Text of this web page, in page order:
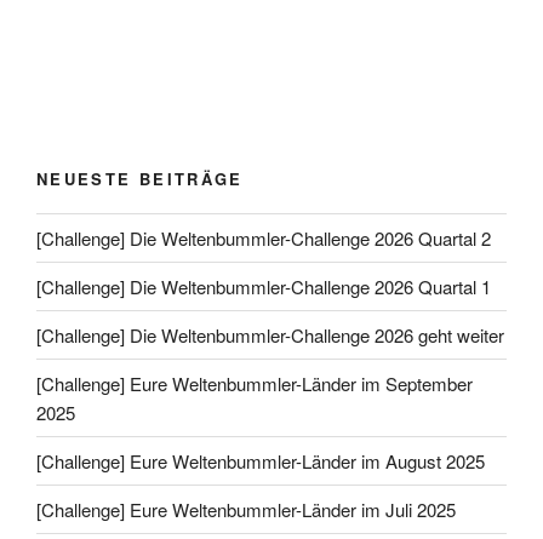
NEUESTE BEITRÄGE
[Challenge] Die Weltenbummler-Challenge 2026 Quartal 2
[Challenge] Die Weltenbummler-Challenge 2026 Quartal 1
[Challenge] Die Weltenbummler-Challenge 2026 geht weiter
[Challenge] Eure Weltenbummler-Länder im September
2025
[Challenge] Eure Weltenbummler-Länder im August 2025
[Challenge] Eure Weltenbummler-Länder im Juli 2025